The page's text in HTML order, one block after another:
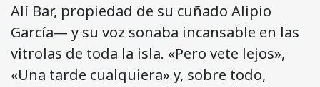
Alí Bar, propiedad de su cuñado Alipio
García— y su voz sonaba incansable en las
vitrolas de toda la isla. «Pero vete lejos»,
«Una tarde cualquiera» y, sobre todo,